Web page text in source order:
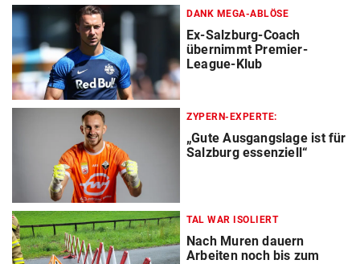
DANK MEGA-ABLÖSE
Ex-Salzburg-Coach
übernimmt Premier-
League-Klub
ZYPERN-EXPERTE:
„Gute Ausgangslage ist für
Salzburg essenziell“
TAL WAR ISOLIERT
Nach Muren dauern
Arbeiten noch bis zum